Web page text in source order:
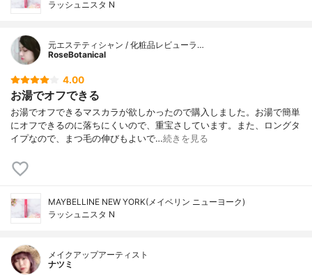
ラッシュニスタ N
元エステティシャン / 化粧品レビューラ…
RoseBotanical
4.00
お湯でオフできる
お湯でオフできるマスカラが欲しかったので購入しました。お湯で簡単
にオフできるのに落ちにくいので、重宝さしています。また、ロングタ
イプなので、まつ毛の伸びもよいで…続きを見る
MAYBELLINE NEW YORK(メイベリン ニューヨーク)
ラッシュニスタ N
メイクアップアーティスト
ナツミ